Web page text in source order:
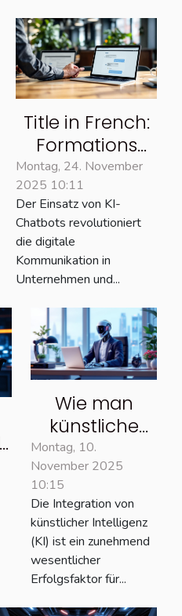
Title in French:
Formations
pour utiliser
ChatGPT
efficacement
Translated and
adapted title in
German:
Schulungen für
den effektiven
Einsatz von KI-
Chatbots
Montag, 24. November
2025 10:11
Der Einsatz von KI-
Chatbots revolutioniert
die digitale
Kommunikation in
Unternehmen und...
Wie man
künstliche
Intelligenz in
sein
Unternehmen
integriert:
Tipps von
einem
Experten
Montag, 10.
November 2025
10:15
Die Integration von
künstlicher Intelligenz
(KI) ist ein zunehmend
wesentlicher
Erfolgsfaktor für...